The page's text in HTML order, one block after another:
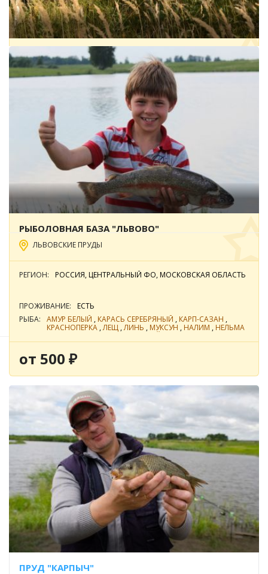
ЗАГОРОДНЫЙ КЛУБ "ЛИТВИНОВО"
РОССИЯ, ЦЕНТРАЛЬНЫЙ ФО, МОСКОВСКАЯ ОБЛАСТЬ
ПРОЖИВАНИЕ:
РЫБА: АМУР БЕЛЫЙ ,КАРП-САЗАН ,ОКУНЬ РЕЧНОЙ
ОБЫКНОВЕННЫЙ (СОМ ЕВРОПЕЙСКИЙ)
РАДУЖНАЯ,ЩУКА
от 1 000 ₽
РЫБОЛОВНАЯ БАЗА "ЛЬВОВО"
ЛЬВОВСКИЕ ПРУДЫ
РЕГИОН: РОССИЯ, ЦЕНТРАЛЬНЫЙ ФО, МОСКОВСКАЯ ОБЛАСТЬ
ПРОЖИВАНИЕ:
ЕСТЬ
РЫБА:
АМУР БЕЛЫЙ , КАРАСЬ СЕРЕБРЯНЫЙ , КАРП-САЗАН ,
КРАСНОПЕРКА ,ЛЕЩ ,ЛИНЬ , МУКСУН , НАЛИМ , НЕЛЬМА
ПЛОТВА,СИГ,СОМ ОБЫКНОВЕННЫЙ (СОМ
ЕВРОПЕЙСКИЙ)
РАДУЖНАЯ
от 500 ₽
Фильтры подбора
По цене По популярности
Без нормы вылова
ПРУД "КАРПЫЧ"